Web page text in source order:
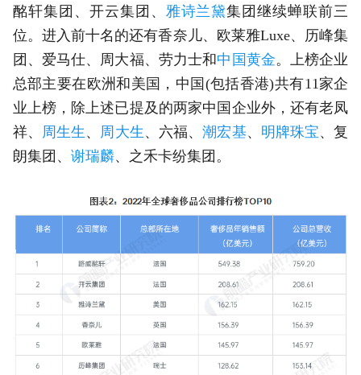
酩轩集团、开云集团、 雅诗兰黛集团继续蝉联前三
位。进入前十名的还有香奈儿、欧莱雅Luxe、历峰集
团、爱马仕、周大福、劳力士和中国黄金。上榜企业
总部主要在欧洲和美国，中国(包括香港)共有11家企
业上榜，除上述已提及的两家中国企业外，还有老凤
祥、
周生生 、 周大生 、六福、潮宏基、 明牌珠宝、复
朗集团、 谢瑞麟、之禾卡纷集团。